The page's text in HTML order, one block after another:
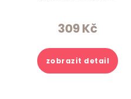
309Kč
zobrazit detail